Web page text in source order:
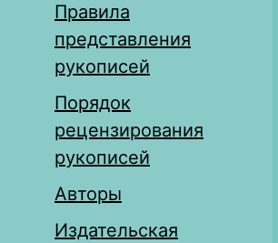
Правила
представления
рукописей
Порядок
рецензирования
рукописей
Авторы
Издательская